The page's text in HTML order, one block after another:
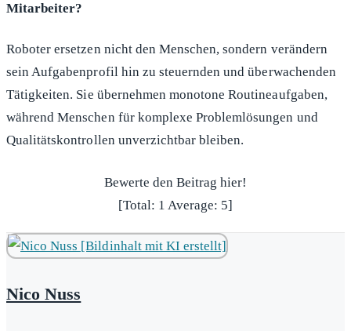
Mitarbeiter?
Roboter ersetzen nicht den Menschen, sondern verändern
sein Aufgabenprofil hin zu steuernden und überwachenden
Tätigkeiten. Sie übernehmen monotone Routineaufgaben,
während Menschen für komplexe Problemlösungen und
Qualitätskontrollen unverzichtbar bleiben.
Bewerte den Beitrag hier!
[Total: 1 Average: 5]
Nico Nuss